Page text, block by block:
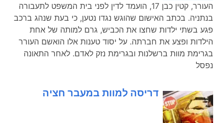
העורר, קטין כבן 17, הועמד לדין לפני בית המשפט לתעבורה
בנתניה. בכתב האישום שהוגש נגדו נטען, כי בעת שנהג ברכב
פגע בשתי ילדות שחצו את הכביש, גרם למותה של אחת
הילדות ופצע את חברתה. על יסוד טענות אלו הואשם העורר
בגרימת מוות ברשלנות ובגרימת נזק לאדם. לאחר התאונה
נפסל
דריסה למוות במעבר חציה